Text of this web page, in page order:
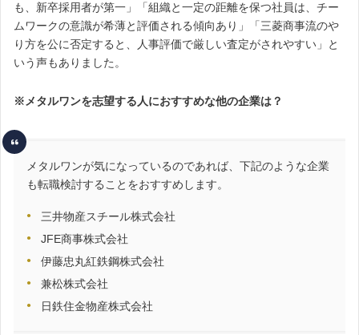
も、新卒採用者が第一」「組織と一定の距離を保つ社員は、チー
ムワークの意識が希薄と評価される傾向あり」「三菱商事流のや
り方を公に否定すると、人事評価で厳しい査定がされやすい」と
いう声もありました。
※メタルワンを志望する人におすすめな他の企業は？
メタルワンが気になっているのであれば、下記のような企業
も転職検討することをおすすめします。
三井物産スチール株式会社
JFE商事株式会社
伊藤忠丸紅鉄鋼株式会社
兼松株式会社
日鉄住金物産株式会社